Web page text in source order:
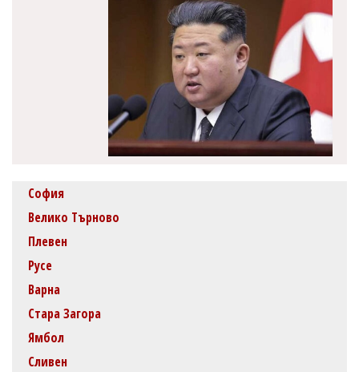
София
Велико Търново
Плевен
Русе
Варна
Стара Загора
Ямбол
Сливен